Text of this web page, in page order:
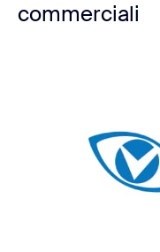
commerciali